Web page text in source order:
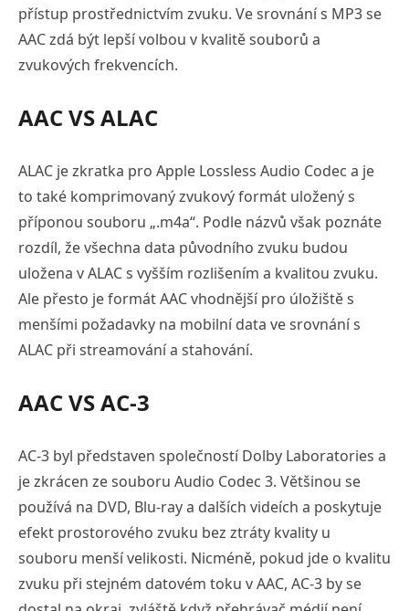
přístup prostřednictvím zvuku. Ve srovnání s MP3 se
AAC zdá být lepší volbou v kvalitě souborů a
zvukových frekvencích.
AAC VS ALAC
ALAC je zkratka pro Apple Lossless Audio Codec a je
to také komprimovaný zvukový formát uložený s
příponou souboru „.m4a“. Podle názvů však poznáte
rozdíl, že všechna data původního zvuku budou
uložena v ALAC s vyšším rozlišením a kvalitou zvuku.
Ale přesto je formát AAC vhodnější pro úložiště s
menšími požadavky na mobilní data ve srovnání s
ALAC při streamování a stahování.
AAC VS AC-3
AC-3 byl představen společností Dolby Laboratories a
je zkrácen ze souboru Audio Codec 3. Většinou se
používá na DVD, Blu-ray a dalších videích a poskytuje
efekt prostorového zvuku bez ztráty kvality u
souboru menší velikosti. Nicméně, pokud jde o kvalitu
zvuku při stejném datovém toku v AAC, AC-3 by se